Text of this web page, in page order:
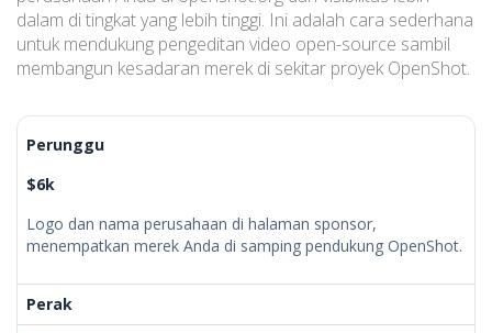
dalam di tingkat yang lebih tinggi. Ini adalah cara sederhana
untuk mendukung pengeditan video open-source sambil
membangun kesadaran merek di sekitar proyek OpenShot.
Perunggu
$6k
Logo dan nama perusahaan di halaman sponsor,
menempatkan merek Anda di samping pendukung OpenShot.
Perak